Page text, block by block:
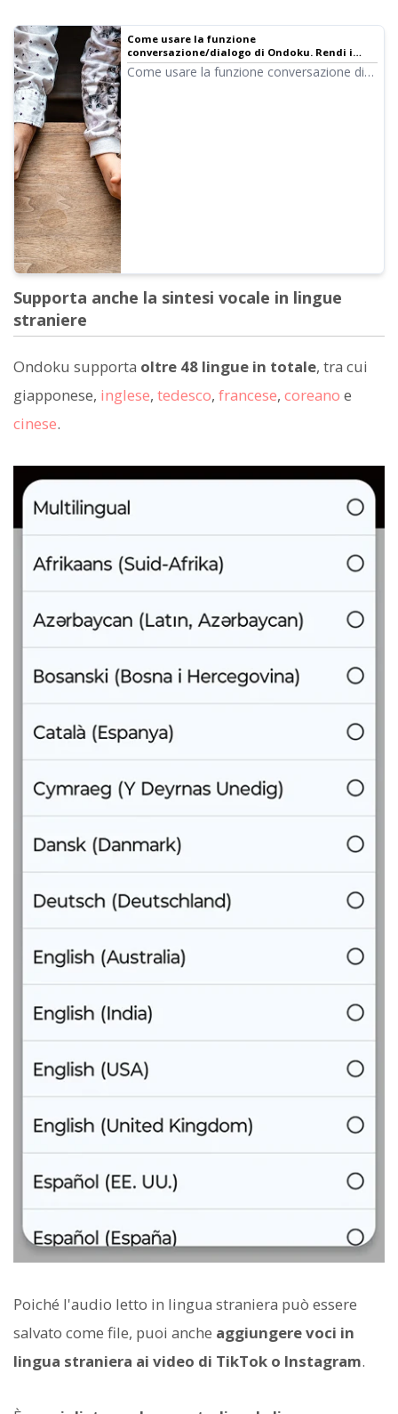
Come usare la funzione
conversazione/dialogo di Ondoku. Rendi i
materiali per il listening e la creazione di testi
lunghi ancora più comodi!
Come usare la funzione conversazione di
Supporta anche la sintesi vocale in lingue
straniere
Ondoku supporta oltre 48 lingue in totale, tra cui
giapponese, inglese, tedesco, francese, coreano e
cinese.
Poiché l'audio letto in lingua straniera può essere
salvato come file, puoi anche aggiungere voci in
lingua straniera ai video di TikTok o Instagram.